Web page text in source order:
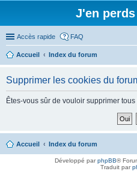
J'en
Accès rapide FAQ
Accueil
Index du forum
Supprimer les cookies du
Êtes-vous sûr de vouloir supprimer
Accueil Index du forum
Développé parphpBB®
Traduit par